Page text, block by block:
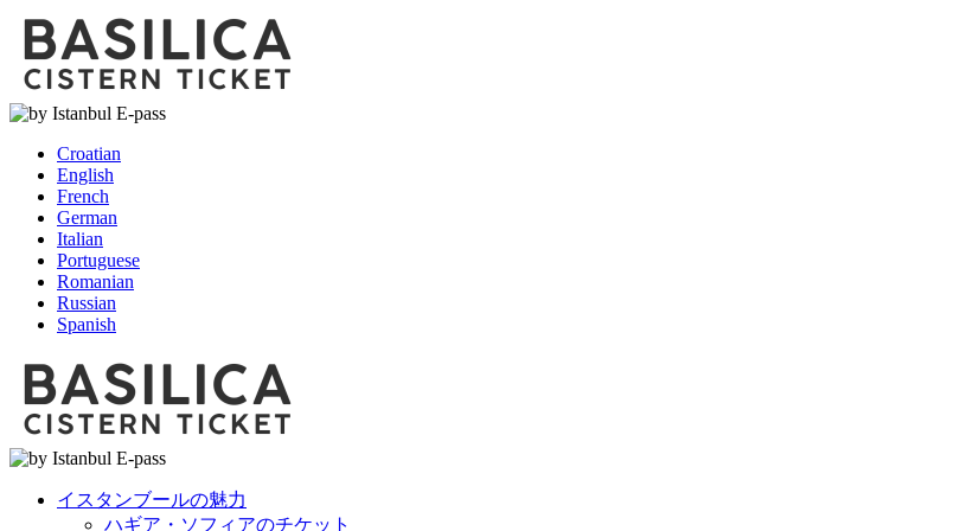
Croatian
English
French
German
Italian
Portuguese
Romanian
Russian
Spanish
イスタンブールの魅力
ハギア・ソフィアのチケット